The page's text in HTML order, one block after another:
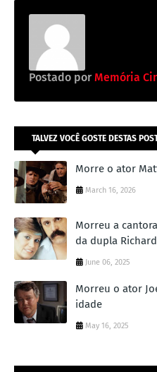
Postado por Memória
TALVEZ VOCÊ GOSTE DESTAS
Morre o ator
March 16, 2026
Morreu a
da dupla
June 06, 2025
Morreu o ator
idade
May 16, 2025